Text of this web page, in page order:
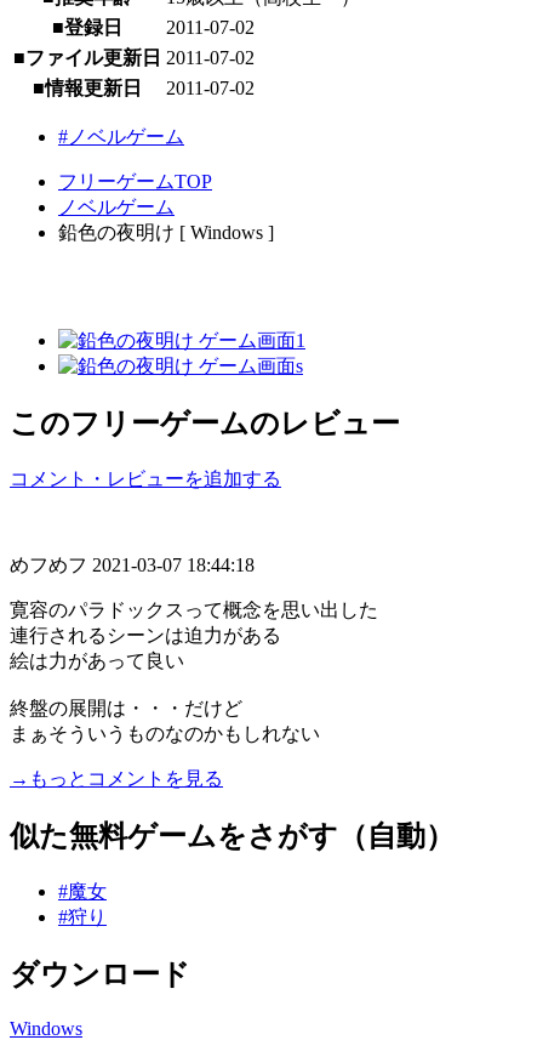
■登録日
2011-07-02
■ファイル更新日 2011-07-02
■情報更新日
2011-07-02
#ノベルゲーム
フリーゲームTOP
ノベルゲーム
鉛色の夜明け [ Windows ]
このフリーゲームのレビュー
コメント・レビューを追加する
めフめフ 2021-03-07 18:44:18
寛容のパラドックスって概念を思い出した
連行されるシーンは迫力がある
絵は力があって良い
終盤の展開は・・・だけど
まぁそういうものなのかもしれない
→もっとコメントを見る
似た無料ゲームをさがす（自動）
#魔女
#狩り
ダウンロード
Windows